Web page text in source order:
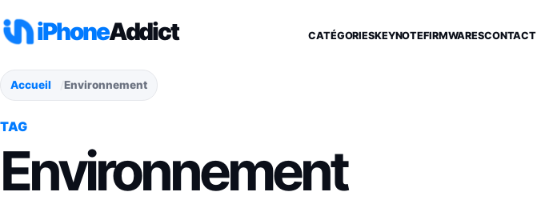
iPhoneAddict CATÉGORIESKEYNOTEFIRMWARESCONTACT
Accueil Environnement
TAG
Environnement